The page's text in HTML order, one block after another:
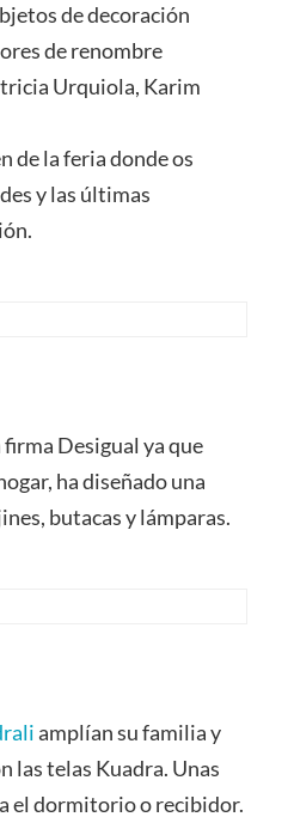
de decoración
de renombre
Urquiola, Karim
de la feria donde os
y las últimas
Desigual ya que
ha diseñado una
butacas y lámparas.
amplían su familia y
las telas Kuadra. Unas
el dormitorio o recibidor.